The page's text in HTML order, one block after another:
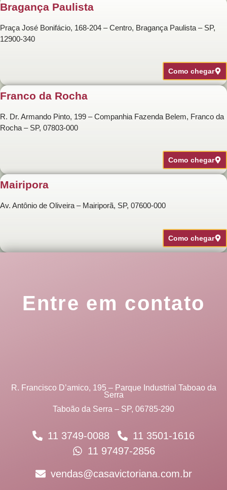
Bragança Paulista
Praça José Bonifácio, 168-204 – Centro, Bragança Paulista – SP,
12900-340
Como chegar
Franco da Rocha
R. Dr. Armando Pinto, 199 – Companhia Fazenda Belem, Franco da
Rocha – SP, 07803-000
Como chegar
Mairipora
Av. Antônio de Oliveira – Mairiporã, SP, 07600-000
Como chegar
Entre em contato
R. Francisco D’amico, 195 – Parque Industrial Taboao da
Serra
Taboão da Serra – SP, 06785-290
11 3749-0088
11 3501-1616
11 97497-2856
vendas@casavictoriana.com.br